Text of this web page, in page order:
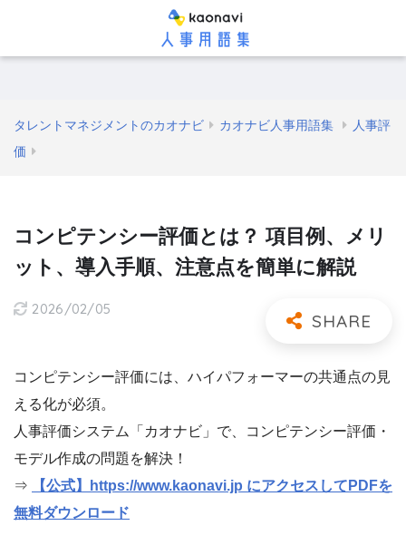
タレントマネジメントのカオナビ カオナビ人事用語集
人事評
価
コンピテンシー評価とは？ 項目例、メリ
ット、導入手順、注意点を簡単に解説
2026/02/05
コンピテンシー評価には、ハイパフォーマーの共通点の見
える化が必須。
人事評価システム「カオナビ」で、コンピテンシー評価・
モデル作成の問題を解決！
⇒
【公式】https://www.kaonavi.jp にアクセスしてPDFを
無料ダウンロード